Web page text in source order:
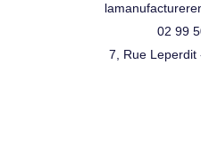
02 99
7, Rue Leperdit